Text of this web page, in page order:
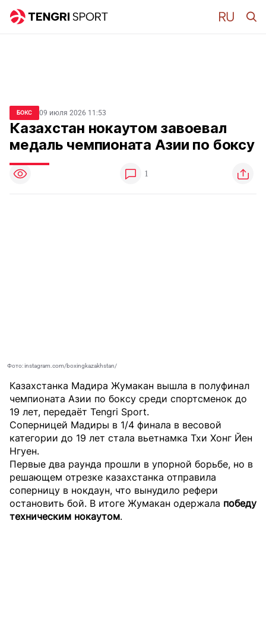
БОКС 09 июля 2026 11:53
Казахстан нокаутом завоевал
медаль чемпионата Азии по боксу
1
Фото: instagram.com/boxingkazakhstan/
Казахстанка Мадира Жумакан вышла в полуфинал
чемпионата Азии по боксу среди спортсменок до
19 лет, передаёт Tengri Sport.
Соперницей Мадиры в 1/4 финала в весовой
категории до 19 лет стала вьетнамка Тхи Хонг Йен
Нгуен.
Первые два раунда прошли в упорной борьбе, но в
решающем отрезке казахстанка отправила
соперницу в нокдаун, что вынудило рефери
остановить бой. В итоге Жумакан одержала победу
техническим нокаутом.